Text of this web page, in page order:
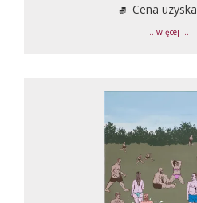
Cena
... więcej ...